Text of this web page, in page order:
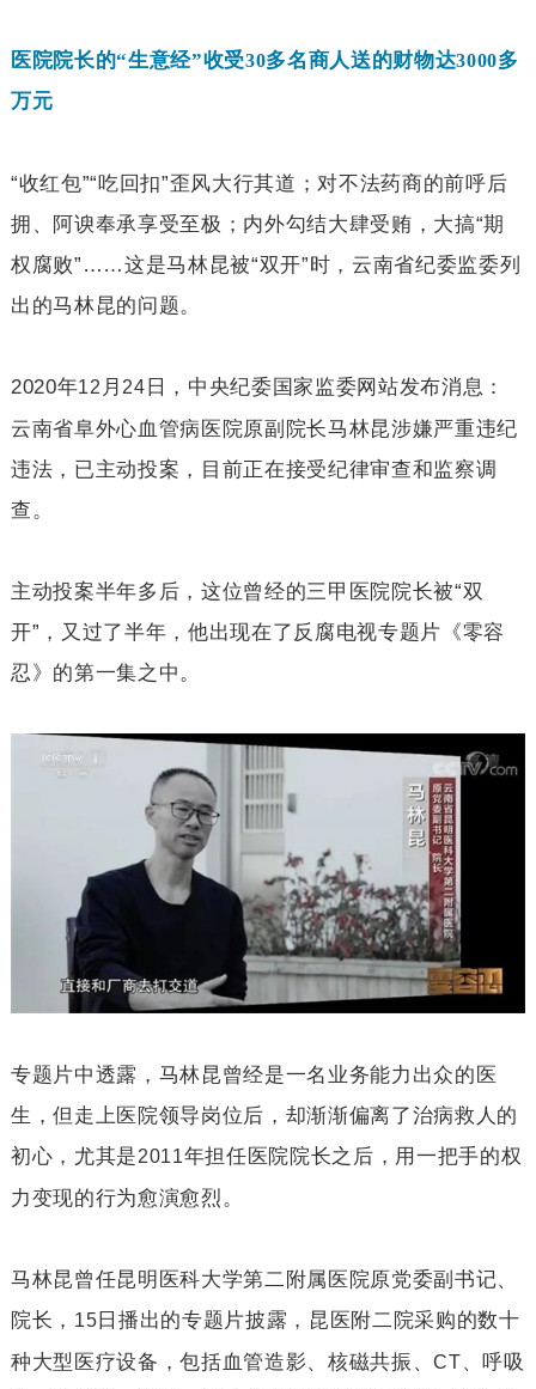
医院院长的“生意经”收受30多名商人送的财物达3000多
万元
“收红包”“吃回扣”歪风大行其道；对不法药商的前呼后
拥、阿谀奉承享受至极；内外勾结大肆受贿，大搞“期
权腐败”……这是马林昆被“双开”时，云南省纪委监委列
出的马林昆的问题。
2020年12 月 24日，中央纪委国家监委网站发布消息：
云南省阜外心血管病医院原副院长马林昆涉嫌严重违纪
违法，已主动投案，目前正在接受纪律审查和监察调
查。
主动投案半年多后，这位曾经的三甲医院院长被“双
开”，又过了半年，他出现在了反腐电视专题片《零容
忍》的第一集之中。
专题片中透露，马林昆曾经是一名业务能力出众的医
生，但走上医院领导岗位后，却渐渐偏离了治病救人的
初心，尤其是2011年担任医院院长之后，用一把手的权
力变现的行为愈演愈烈。
马林昆曾任昆明医科大学第二附属医院原党委副书记、
院长， 15日播出的专题片披露，昆医附二院采购的数十
种大型医疗设备，包括血管造影、核磁共振、CT、呼吸